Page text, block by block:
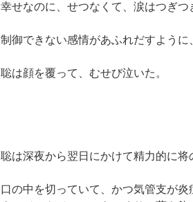
幸せなのに、せつなくて、涙はつぎつ
制御できない感情があふれだすように
聡は顔を覆って、むせび泣いた。
聡は深夜から翌日にかけて精力的に将
口の中を切っていて、かつ気管支が